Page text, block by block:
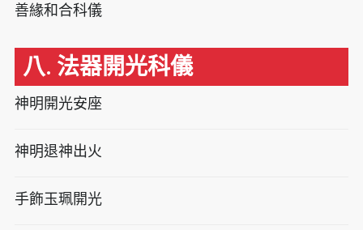
善緣和合科儀
八. 法器開光科儀
神明開光安座
神明退神出火
手飾玉珮開光